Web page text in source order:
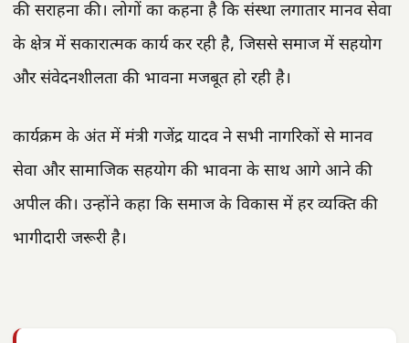
की सराहना की। लोगों का कहना है कि संस्था लगातार मानव सेवा
के क्षेत्र में सकारात्मक कार्य कर रही है, जिससे समाज में सहयोग
और संवेदनशीलता की भावना मजबूत हो रही है।
कार्यक्रम के अंत में मंत्री गजेंद्र यादव ने सभी नागरिकों से मानव
सेवा और सामाजिक सहयोग की भावना के साथ आगे आने की
अपील की। उन्होंने कहा कि समाज के विकास में हर व्यक्ति की
भागीदारी जरूरी है।